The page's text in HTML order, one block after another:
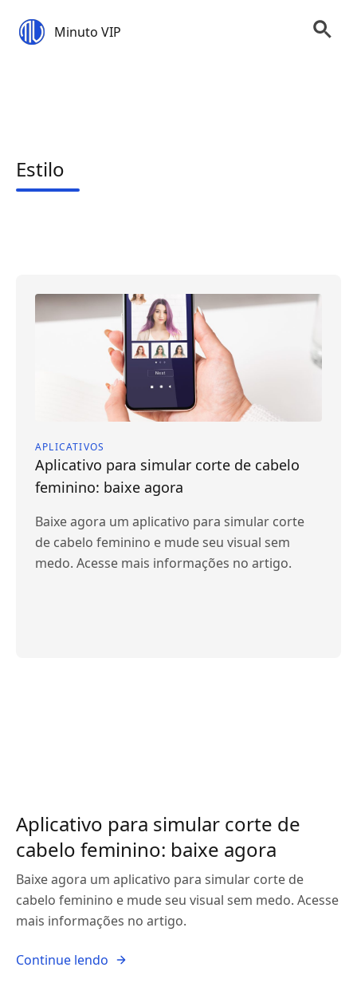
Minuto VIP
Estilo
APLICATIVOS
Aplicativo para simular corte de cabelo
feminino: baixe agora
Baixe agora um aplicativo para simular corte
de cabelo feminino e mude seu visual sem
medo. Acesse mais informações no artigo.
Aplicativo para simular corte de
cabelo feminino: baixe agora
Baixe agora um aplicativo para simular corte de
cabelo feminino e mude seu visual sem medo. Acesse
mais informações no artigo.
Continue lendo